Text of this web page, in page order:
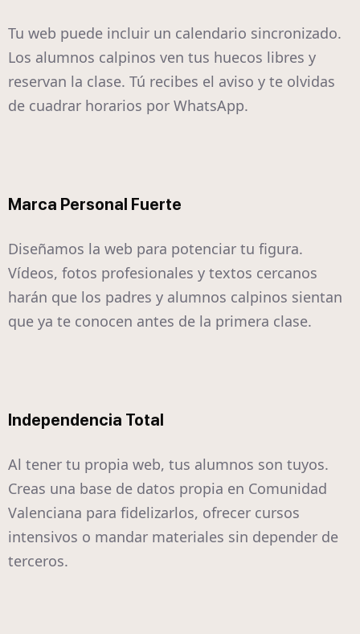
Tu web puede incluir un calendario sincronizado.
Los alumnos calpinos ven tus huecos libres y
reservan la clase. Tú recibes el aviso y te olvidas
de cuadrar horarios por WhatsApp.
Marca Personal Fuerte
Diseñamos la web para potenciar tu figura.
Vídeos, fotos profesionales y textos cercanos
harán que los padres y alumnos calpinos sientan
que ya te conocen antes de la primera clase.
Independencia Total
Al tener tu propia web, tus alumnos son tuyos.
Creas una base de datos propia en Comunidad
Valenciana para fidelizarlos, ofrecer cursos
intensivos o mandar materiales sin depender de
terceros.